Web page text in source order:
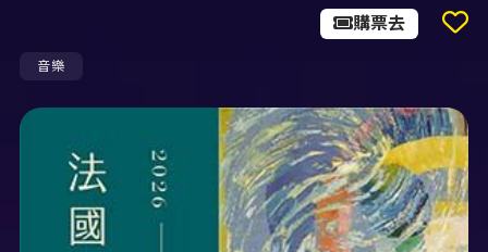
音樂
購票去